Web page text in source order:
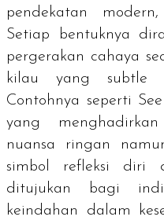
pendekatan
Setiap bentuknya
pergerakan cahaya
kilau yang subtle
Contohnya seperti
yang
nuansa ringan
simbol refleksi diri
ditujukan bagi
keindahan dalam